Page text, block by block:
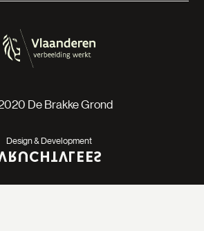
De Brakke Grond
Design & Development